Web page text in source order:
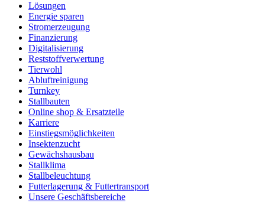
Lösungen
Energie sparen
Stromerzeugung
Finanzierung
Digitalisierung
Reststoffverwertung
Tierwohl
Abluftreinigung
Turnkey
Stallbauten
Online shop & Ersatzteile
Karriere
Einstiegsmöglichkeiten
Insektenzucht
Gewächshausbau
Stallklima
Stallbeleuchtung
Futterlagerung & Futtertransport
Unsere Geschäftsbereiche